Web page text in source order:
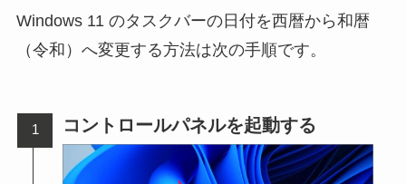
Windows 11 のタスクバーの日付を西暦から和暦
（令和）へ変更する方法は次の手順です。
コントロールパネルを起動する